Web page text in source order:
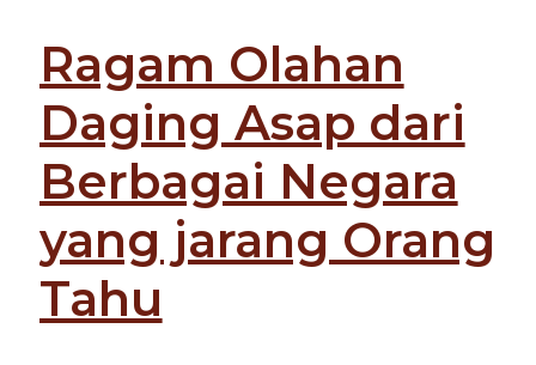
Ragam Olahan
Daging Asap dari
Berbagai Negara
yang jarang Orang
Tahu